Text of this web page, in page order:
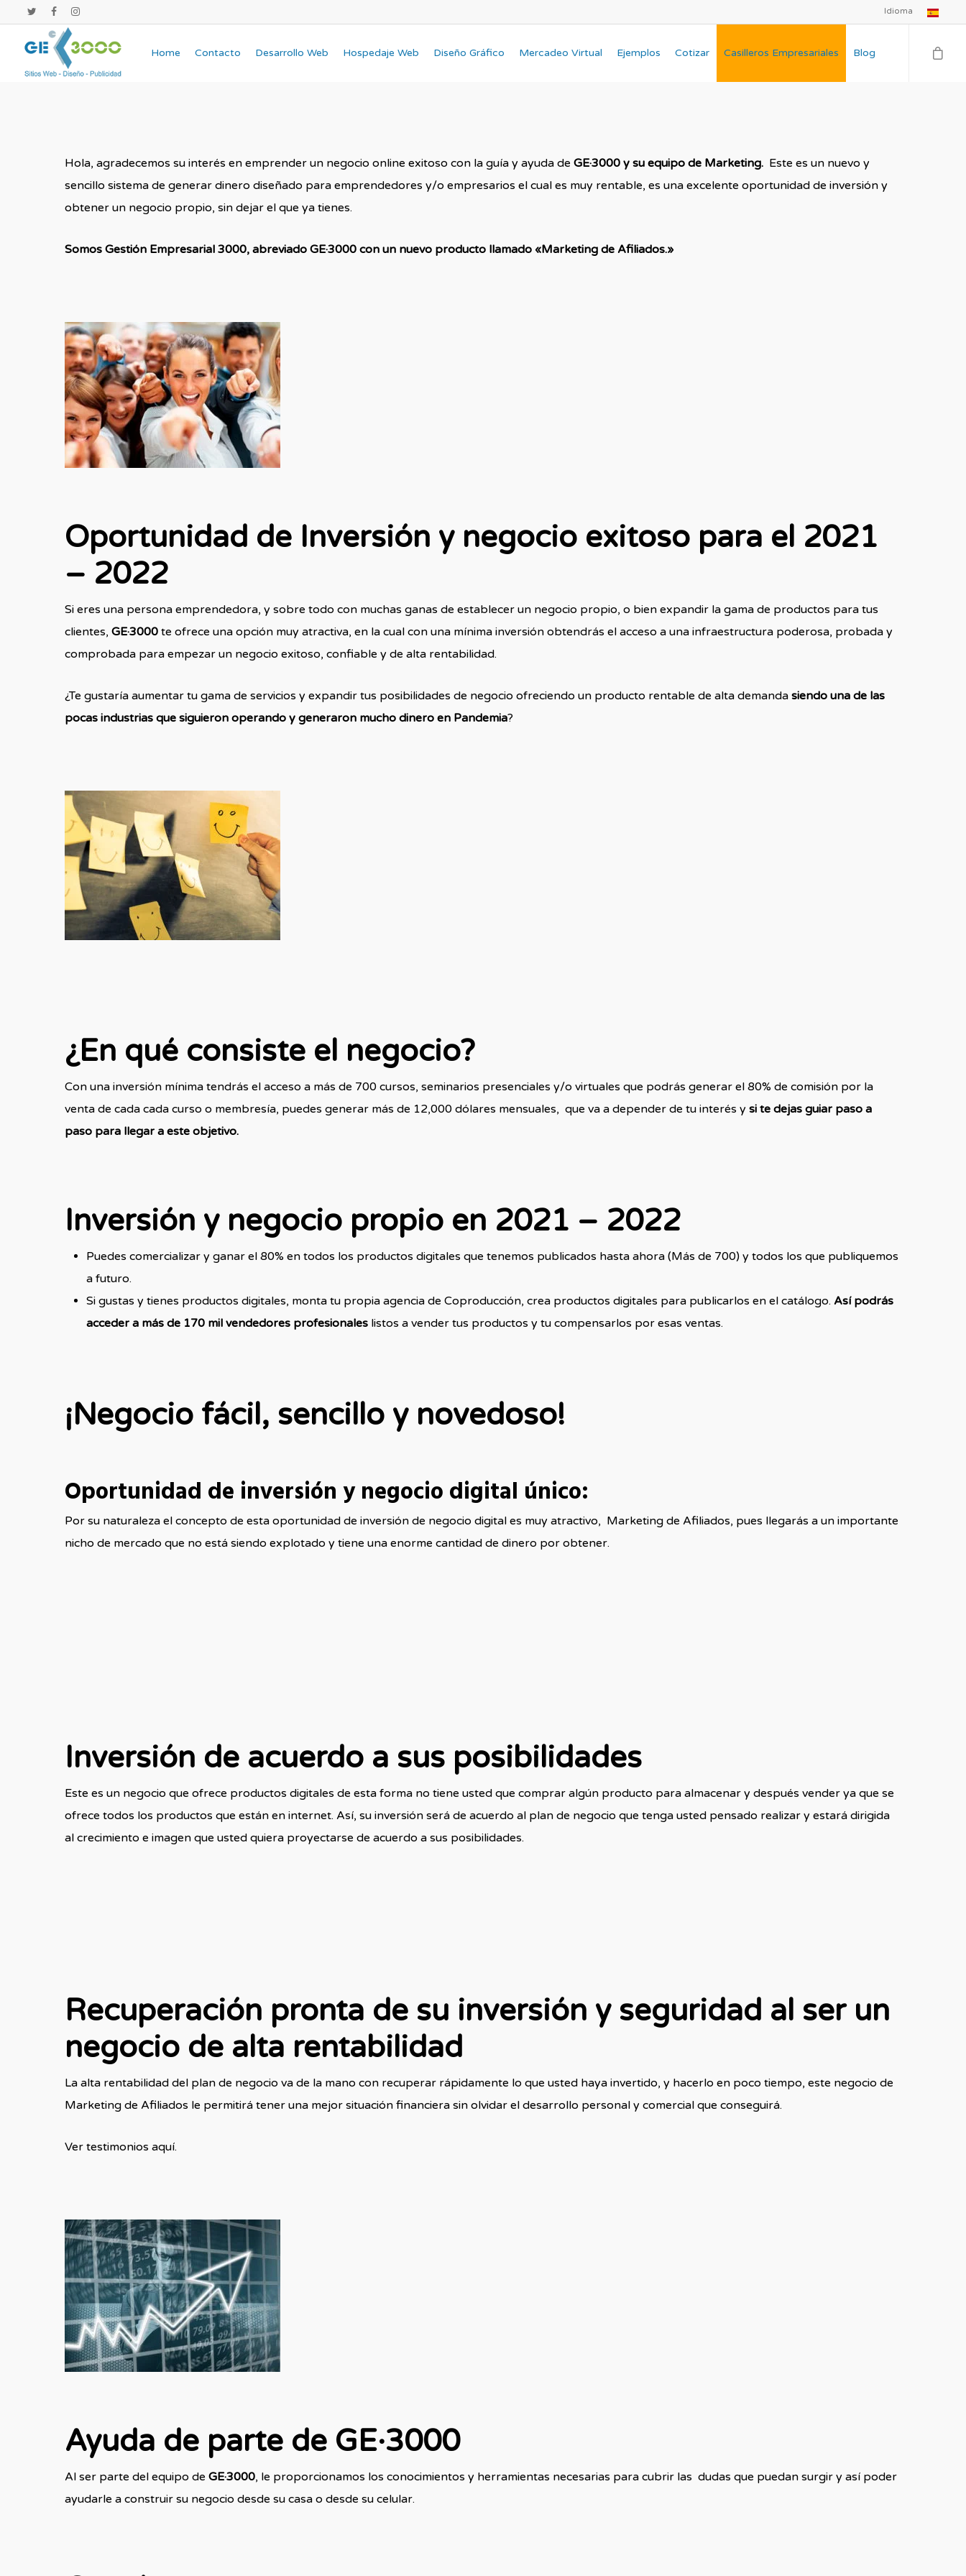
Idioma
Home Contacto Desarrollo Web Hospedaje Web Diseño Gráfico Mercadeo Virtual Ejemplos Cotizar Casilleros Empresariales Blog
Hola, agradecemos su interés en emprender un negocio online exitoso con la guía y ayuda deGE·3000 y su equipo de Marketing. Este es un nuevo y
sencillo sistema de generar dinero diseñado para emprendedores y/o empresarios el cual es muy rentable, es una excelente oportunidad de inversión y
obtener un negocio propio, sin dejar el que ya tienes.
Somos Gestión Empresarial 3000, abreviado GE·3000 con un nuevo producto llamado «Marketing de Afiliados.»
Oportunidad de Inversión y negocio exitoso para el 2021
– 2022
Si eres una persona emprendedora, y sobre todo con muchas ganas de establecer un negocio propio, o bien expandir la gama de productos para tus
clientes,GE·3000 te ofrece una opción muy atractiva, en la cual con una mínima inversión obtendrás el acceso a una infraestructura poderosa, probada y
comprobada para empezar un negocio exitoso, confiable y de alta rentabilidad.
¿Te gustaría aumentar tu gama de servicios y expandir tus posibilidades de negocio ofreciendo un producto rentable de alta demandasiendo una de las
pocas industrias que siguieron operando y generaron mucho dinero en Pandemia?
¿En qué consiste el negocio?
Con una inversión mínima tendrás el acceso a más de 700 cursos, seminarios presenciales y/o virtuales que podrás generar el 80% de comisión por la
venta de cada cada curso o membresía, puedes generar más de 12,000 dólares mensuales, que va a depender de tu interés ysi te dejas guiar paso a
paso para llegar a este objetivo.
Inversión y negocio propio en 2021 – 2022
Puedes comercializar y ganar el 80% en todos los productos digitales que tenemos publicados hasta ahora (Más de 700) y todos los que publiquemos
a futuro.
Si gustas y tienes productos digitales, monta tu propia agencia de Coproducción, crea productos digitales para publicarlos en el catálogo. Así podrás
acceder a más de 170 mil vendedores profesionales listos a vender tus productos y tu compensarlos por esas ventas.
¡Negocio fácil, sencillo y novedoso!
Oportunidad de inversión y negocio digital único:
Por su naturaleza el concepto de esta oportunidad de inversión de negocio digital es muy atractivo, Marketing de Afiliados, pues llegarás a un importante
nicho de mercado que no está siendo explotado y tiene una enorme cantidad de dinero por obtener.
Inversión de acuerdo a sus posibilidades
Este es un negocio que ofrece productos digitales de esta forma no tiene usted que comprar algún producto para almacenar y después vender ya que se
ofrece todos los productos que están en internet. Así, su inversión será de acuerdo al plan de negocio que tenga usted pensado realizar y estará dirigida
al crecimiento e imagen que usted quiera proyectarse de acuerdo a sus posibilidades.
Recuperación pronta de su inversión y seguridad al ser un
negocio de alta rentabilidad
La alta rentabilidad del plan de negocio va de la mano con recuperar rápidamente lo que usted haya invertido, y hacerlo en poco tiempo, este negocio de
Marketing de Afiliados le permitirá tener una mejor situación financiera sin olvidar el desarrollo personal y comercial que conseguirá.
Ver testimonios aquí.
Ayuda de parte de GE·3000
Al ser parte del equipo de GE·3000, le proporcionamos los conocimientos y herramientas necesarias para cubrir las dudas que puedan surgir y así poder
ayudarle a construir su negocio desde su casa o desde su celular.